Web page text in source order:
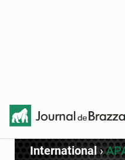
International›